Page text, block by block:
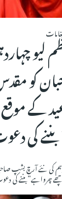
لیو
کو
کے
کی
کی نئے آرچ بشپ
چرواہے“بننے کی